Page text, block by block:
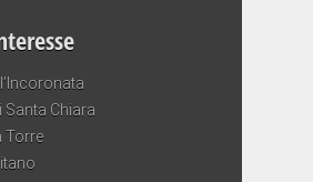
Chiara
Torre